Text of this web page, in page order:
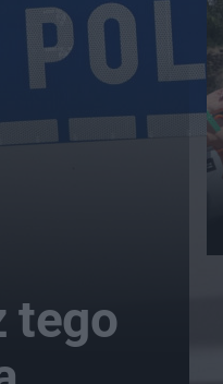
tego